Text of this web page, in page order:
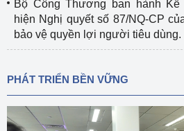
Bộ Công Thương ban hành
hiện Nghị quyết số 87/NQ-CP
bảo vệ quyền lợi người tiêu dùng.
PHÁT TRIỂN BỀN VỮNG